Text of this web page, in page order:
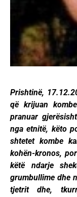
Prishtinë,
që krijuan
pranuar
nga etnitë, këto
shtetet kombe
kohën-kronos,
këtë ndarje
grumbullime dhe
tjetrit dhe,